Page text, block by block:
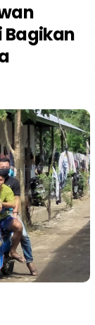
Bagikan